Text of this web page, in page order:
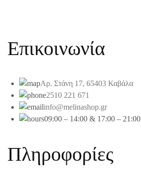
Επικοινωνία
Αρ. Στάνη 17, 65403 Καβάλα
2510 221 671
info@melinashop.gr
09:00 – 14:00 & 17:00 – 21:00
Πληροφορίες